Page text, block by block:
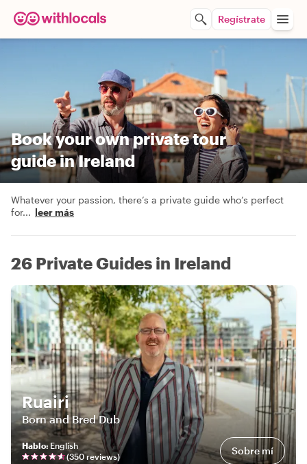
Regístrate
Book your own private tour
guide in Ireland
Whatever your passion, there’s a private guide who’s perfect
for... leer más
26 Private Guides in Ireland
Ruairi
Born and Bred Dub
Hablo: English
(350reviews) Sobre mí